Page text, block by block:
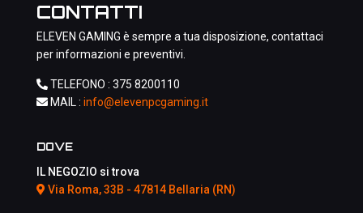
CONTATTI
ELEVEN GAMING è sempre a tua disposizione, contattaci
per informazioni e preventivi.
TELEFONO : 375 8200110
MAIL : info@elevenpcgaming.it
DOVE
IL NEGOZIO si trova
Via Roma, 33B - 47814 Bellaria (RN)